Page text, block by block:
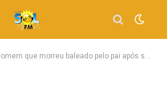
que morreu baleado pelo pai após ser confundido com animal silvestre durante caça é identificado